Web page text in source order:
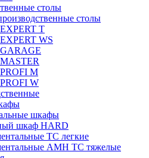
столы
столы
T
WS
GARAGE
M
W
шкафы
шкаф HARD
ТС легкие
AMH TC тяжелые